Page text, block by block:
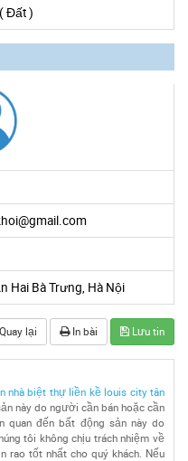
Đất )
Hai Bà Trưng, Hà Nội
Quay lại In bài Lưu tin
nhà biệt thự liền kề louis city tân
này do người cần bán hoặc cần
quan đến bất động sản này do
tôi không chịu trách nhiệm về
rao tốt nhất cho quý khách. Nếu